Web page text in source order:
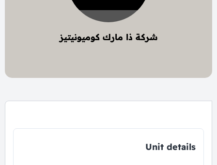
شركة ذا مارك كوميونيتيز
Unit details